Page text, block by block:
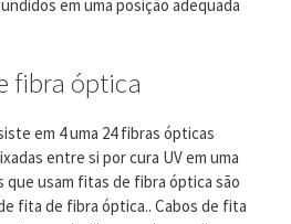
em uma posição adequada
fibra óptica
em 4 uma 24 fibras ópticas
entre si por cura UV em uma
que usam fitas de fibra óptica são
fita de fibra óptica.. Cabos de fita